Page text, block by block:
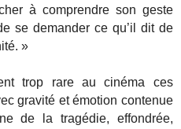
à comprendre son geste
se demander ce qu’il dit de
»
trop rare au cinéma ces
gravité et émotion contenue
de la tragédie, effondrée,